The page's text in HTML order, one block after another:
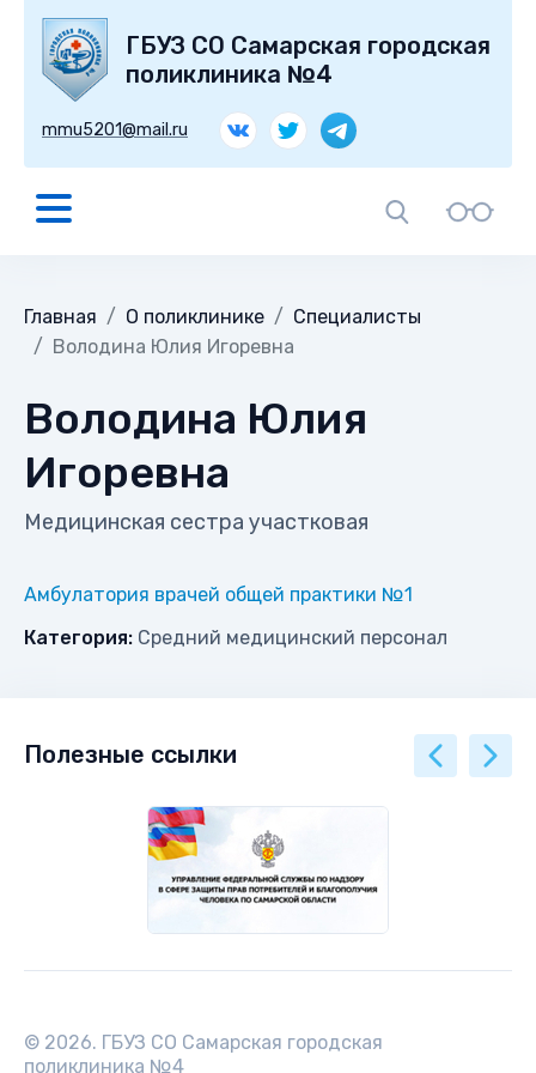
ГБУЗ СО Самарская городская
поликлиника №4
mmu5201@mail.ru
Главная О поликлинике
Специалисты
Володина Юлия Игоревна
Володина Юлия
Игоревна
Медицинская сестра участковая
Амбулатория врачей общей практики №1
Категория: Средний медицинский персонал
Полезные ссылки
© 2026. ГБУЗ СО Самарская городская
поликлиника №4